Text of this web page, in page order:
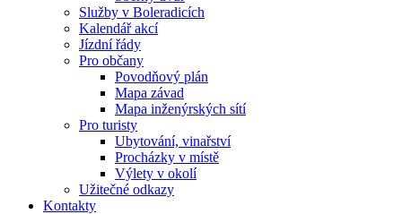
Služby v Boleradicích
Kalendář akcí
Jízdní řády
Pro občany
Povodňový plán
Mapa závad
Mapa inženýrských sítí
Pro turisty
Ubytování, vinařství
Procházky v místě
Výlety v okolí
Užitečné odkazy
Kontakty